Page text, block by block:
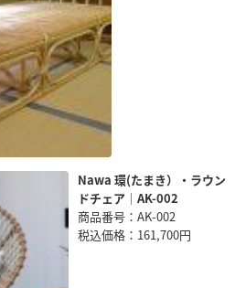
Nawa 環(たまき）・ラウン
ドチェア｜AK-002
商品番号：AK-002
税込価格：161,700円